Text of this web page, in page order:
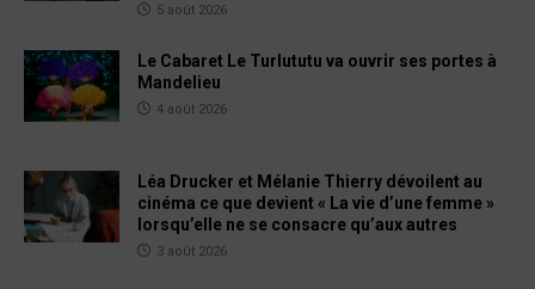
5 août 2026
Le Cabaret Le Turlututu va ouvrir ses portes à
Mandelieu
4 août 2026
Léa Drucker et Mélanie Thierry dévoilent au
cinéma ce que devient « La vie d’une femme »
lorsqu’elle ne se consacre qu’aux autres
3 août 2026